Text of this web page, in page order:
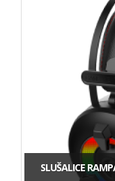
SLUŠALICE